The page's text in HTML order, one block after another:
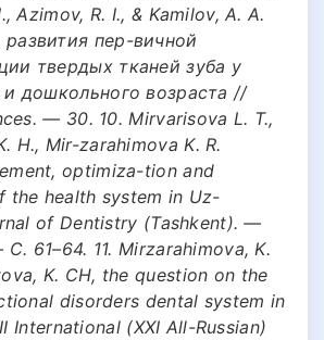
Azimov, R. I., & Kamilov, A. A.
пер-вичной
твердых тканей зуба у
и дошкольного возраста //
— 30. 10. Mirvarisova L. T.,
H., Mir-zarahimova K. R.
optimiza-tion and
the health system in Uz-
of Dentistry (Tashkent). —
61–64. 11. Mirzarahimova, K.
K. CH, the question on the
disorders dental system in
International (XXI All-Russian)